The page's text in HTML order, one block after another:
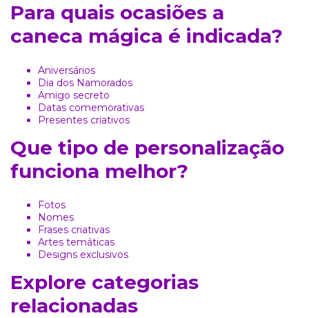
Para quais ocasiões a
caneca mágica é indicada?
Aniversários
Dia dos Namorados
Amigo secreto
Datas comemorativas
Presentes criativos
Que tipo de personalização
funciona melhor?
Fotos
Nomes
Frases criativas
Artes temáticas
Designs exclusivos
Explore categorias
relacionadas